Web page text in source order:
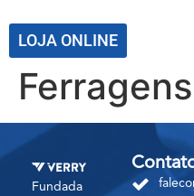
LOJA ONLINE
Fundada